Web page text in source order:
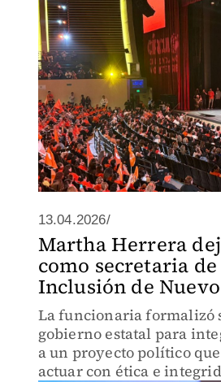
13.04.2026/
Martha Herrera
como secretaria
Inclusión de
La funcionaria formalizó
gobierno estatal para
a un proyecto político
actuar con ética e